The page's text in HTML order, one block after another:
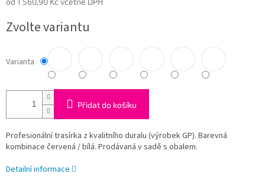
cena:
Zvolte variantu
Varianta
Přidat do košíku
Profesionální trasírka z kvalitního duralu (výrobek GP). Barevná
kombinace červená / bílá. Prodávaná v sadě s obalem.
Detailní informace